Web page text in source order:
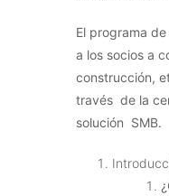
El programa
a los socios a
construcción,
través de la
solución SMB.